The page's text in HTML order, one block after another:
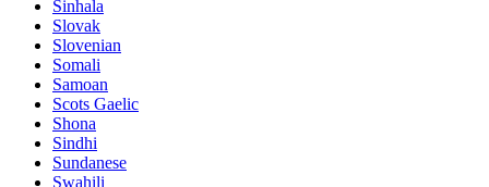
Sinhala
Slovak
Slovenian
Somali
Samoan
Scots Gaelic
Shona
Sindhi
Sundanese
Swahili